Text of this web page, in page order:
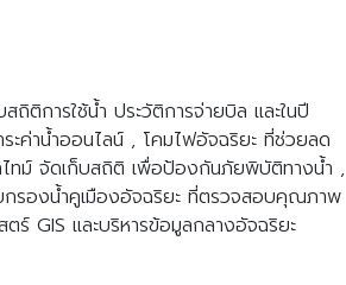
ถิติการใช้น้ำ ประวัติการจ่ายบิล และในปี
ะค่าน้ำออนไลน์ , โคมไฟอัจฉริยะ ที่ช่วยลด
ลไทม์ จัดเก็บสถิติ เพื่อป้องกันภัยพิบัติทางน้ำ ,
กรองน้ำคูเมืองอัจฉริยะ ที่ตรวจสอบคุณภาพ
ร์ GIS และบริหารข้อมูลกลางอัจฉริยะ